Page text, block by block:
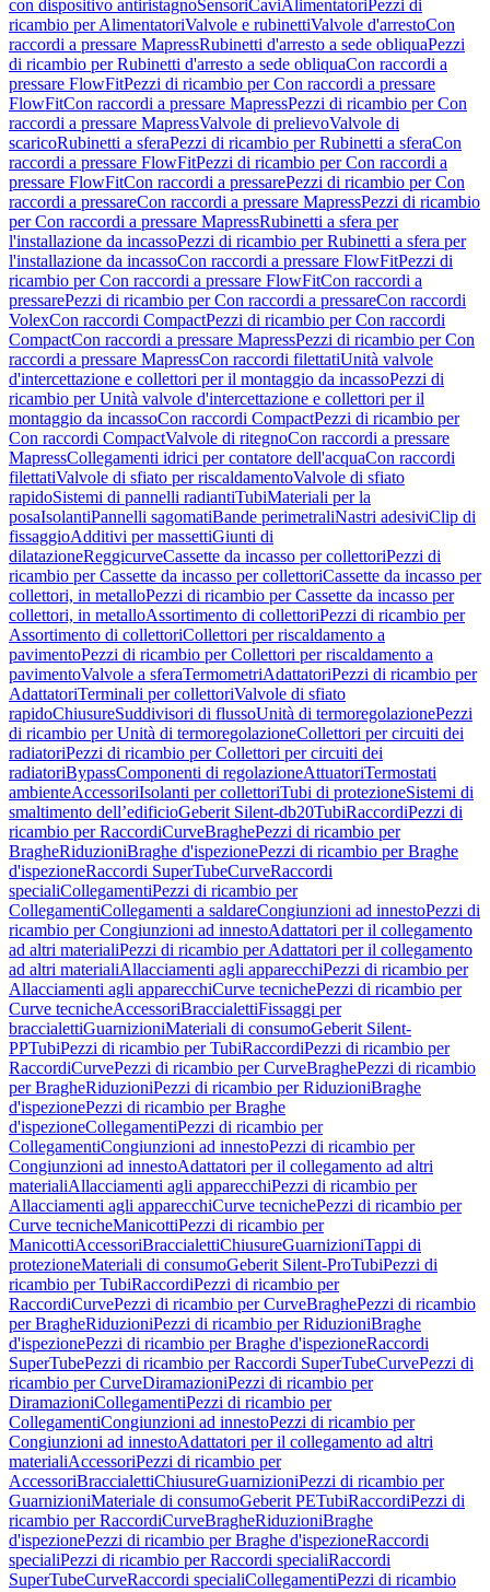
con dispositivo antiristagnoSensoriCaviAlimentatori Pezzi di
ricambio per AlimentatoriValvole e rubinettiValvole d'arrestoCon
raccordi a pressare MapressRubinetti d'arresto a sede obliquaPezzi
di ricambio per Rubinetti d'arresto a sede obliquaCon raccordi a
pressare FlowFitPezzi di ricambio per Con raccordi a pressare
FlowFitCon raccordi a pressare MapressPezzi di ricambio per Con
raccordi a pressare MapressValvole di prelievoValvole di
scaricoRubinetti a sferaPezzi di ricambio per Rubinetti a sferaCon
raccordi a pressare FlowFitPezzi di ricambio per Con raccordi a
pressare FlowFitCon raccordi a pressarePezzi di ricambio per Con
raccordi a pressareCon raccordi a pressare MapressPezzi di ricambio
per Con raccordi a pressare MapressRubinetti a sfera per
l'installazione da incassoPezzi di ricambio per Rubinetti a sfera per
l'installazione da incassoCon raccordi a pressare FlowFitPezzi di
ricambio per Con raccordi a pressare FlowFitCon raccordi a
pressarePezzi di ricambio per Con raccordi a pressareCon raccordi
VolexCon raccordi CompactPezzi di ricambio per Con raccordi
CompactCon raccordi a pressare MapressPezzi di ricambio per Con
raccordi a pressare MapressCon raccordi filettatiUnità valvole
d'intercettazione e collettori per il montaggio da incassoPezzi di
ricambio per Unità valvole d'intercettazione e collettori per il
montaggio da incassoCon raccordi CompactPezzi di ricambio per
Con raccordi CompactValvole di ritegnoCon raccordi a pressare
MapressCollegamenti idrici per contatore dell'acquaCon raccordi
filettatiValvole di sfiato per riscaldamentoValvole di sfiato
rapidoSistemi di pannelli radiantiTubiMateriali per la
posaIsolantiPannelli sagomatiBande perimetraliNastri adesiviClip di
fissaggioAdditivi per massettiGiunti di
dilatazioneReggicurveCassette da incasso per collettoriPezzi di
ricambio per Cassette da incasso per collettoriCassette da incasso per
collettori, in metalloPezzi di ricambio per Cassette da incasso per
collettori, in metalloAssortimento di collettoriPezzi di ricambio per
Assortimento di collettoriCollettori per riscaldamento a
pavimentoPezzi di ricambio per Collettori per riscaldamento a
pavimentoValvole a sferaTermometriAdattatoriPezzi di ricambio per
AdattatoriTerminali per collettoriValvole di sfiato
rapidoChiusureSuddivisori di flussoUnità di termoregolazionePezzi
di ricambio per Unità di termoregolazioneCollettori per circuiti dei
radiatoriPezzi di ricambio per Collettori per circuiti dei
radiatoriBypassComponenti di regolazioneAttuatoriTermostati
ambienteAccessoriIsolanti per collettoriTubi di protezioneSistemi di
smaltimento dell’edificioGeberit Silent-db20TubiRaccordiPezzi di
ricambio per RaccordiCurveBraghePezzi di ricambio per
BragheRiduzioniBraghe d'ispezionePezzi di ricambio per Braghe
d'ispezioneRaccordi SuperTubeCurveRaccordi
specialiCollegamentiPezzi di ricambio per
CollegamentiCollegamenti a saldareCongiunzioni ad innestoPezzi di
ricambio per Congiunzioni ad innestoAdattatori per il collegamento
ad altri materialiPezzi di ricambio per Adattatori per il collegamento
ad altri materialiAllacciamenti agli apparecchiPezzi di ricambio per
Allacciamenti agli apparecchiCurve tecnichePezzi di ricambio per
Curve tecnicheAccessoriBraccialettiFissaggi per
braccialettiGuarnizioniMateriali di consumoGeberit Silent-
PPTubiPezzi di ricambio per TubiRaccordiPezzi di ricambio per
RaccordiCurvePezzi di ricambio per CurveBraghePezzi di ricambio
per BragheRiduzioniPezzi di ricambio per RiduzioniBraghe
d'ispezionePezzi di ricambio per Braghe
d'ispezioneCollegamentiPezzi di ricambio per
CollegamentiCongiunzioni ad innestoPezzi di ricambio per
Congiunzioni ad innestoAdattatori per il collegamento ad altri
materialiAllacciamenti agli apparecchiPezzi di ricambio per
Allacciamenti agli apparecchiCurve tecnichePezzi di ricambio per
Curve tecnicheManicottiPezzi di ricambio per
ManicottiAccessoriBraccialettiChiusureGuarnizioniTappi di
protezioneMateriali di consumoGeberit Silent-ProTubiPezzi di
ricambio per TubiRaccordiPezzi di ricambio per
RaccordiCurvePezzi di ricambio per CurveBraghePezzi di ricambio
per BragheRiduzioniPezzi di ricambio per RiduzioniBraghe
d'ispezionePezzi di ricambio per Braghe d'ispezioneRaccordi
SuperTubePezzi di ricambio per Raccordi SuperTubeCurvePezzi di
ricambio per CurveDiramazioniPezzi di ricambio per
DiramazioniCollegamentiPezzi di ricambio per
CollegamentiCongiunzioni ad innestoPezzi di ricambio per
Congiunzioni ad innestoAdattatori per il collegamento ad altri
materialiAccessoriPezzi di ricambio per
AccessoriBraccialettiChiusureGuarnizioniPezzi di ricambio per
GuarnizioniMateriale di consumoGeberit PETubiRaccordiPezzi di
ricambio per RaccordiCurveBragheRiduzioniBraghe
d'ispezionePezzi di ricambio per Braghe d'ispezioneRaccordi
specialiPezzi di ricambio per Raccordi specialiRaccordi
SuperTubeCurveRaccordi specialiCollegamentiPezzi di ricambio